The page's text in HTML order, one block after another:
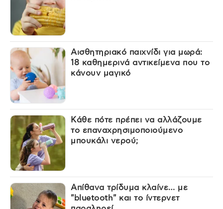
Αισθητηριακό παιχνίδι για μωρά:
18 καθημερινά αντικείμενα που το
κάνουν μαγικό
Κάθε πότε πρέπει να αλλάζουμε
το επαναχρησιμοποιούμενο
μπουκάλι νερού;
Απίθανα τρίδυμα κλαίνε… με
"bluetooth" και το ίντερνετ